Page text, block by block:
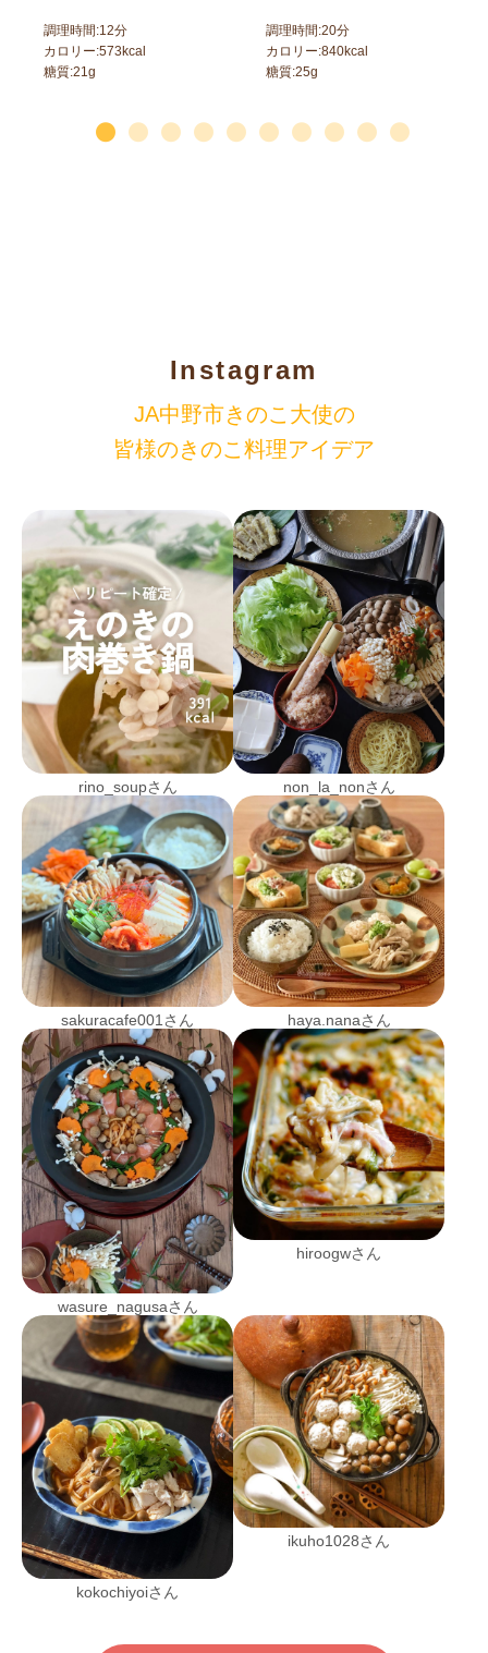
調理時間:12分
カロリー:573kcal
糖質:21 g
調理時間:20分
カロリー:840kcal
糖質:25g
Instagram
JA中野市きのこ大使の
皆様のきのこ料理アイデア
rino_soupさん non_la_nonさん
sakuracafe001さん haya.nanaさん
wasure_nagusaさん
hiroogwさん
kokochiyoiさん
ikuho1028さん